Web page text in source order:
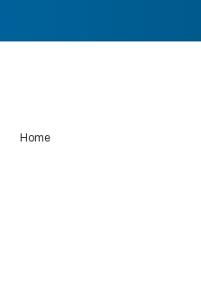
Home